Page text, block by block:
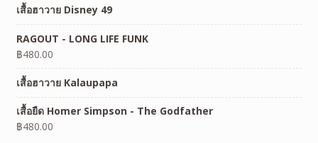
เสื้อฮาวาย Disney 49
RAGOUT - LONG LIFE FUNK
฿480.00
เสื้อฮาวาย Kalaupapa
เสื้อยืด Homer Simpson - The Godfather
฿480.00